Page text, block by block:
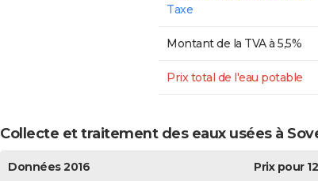
Taxe
Montant de la TVA à 5,5%
Prix total de l'eau potable
Collecte et traitement des eaux usées à
Données 2016 Prix pour